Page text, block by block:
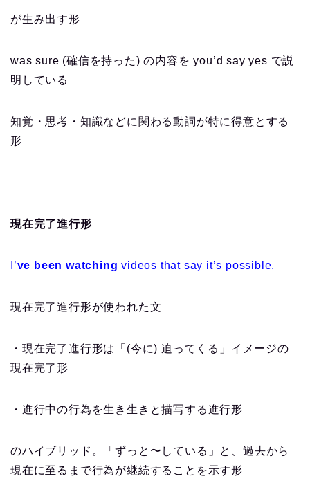
が生み出す形
was sure (確信を持った) の内容を you’d say yes で説
明している
知覚・思考・知識などに関わる動詞が特に得意とする
形
現在完了進行形
I’ve been watching videos that say it’s possible.
現在完了進行形が使われた文
・現在完了進行形は「(今に) 迫ってくる」イメージの
現在完了形
・進行中の行為を生き生きと描写する進行形
のハイブリッド。「ずっと〜している」と、過去から
現在に至るまで行為が継続することを示す形